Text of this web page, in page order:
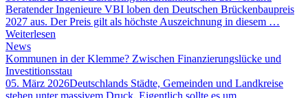
Beratender Ingenieure VBI loben den Deutschen Brückenbaupreis
2027 aus. Der Preis gilt als höchste Auszeichnung in diesem …
Weiterlesen
News
Kommunen in der Klemme? Zwischen Finanzierungslücke und
Investitionsstau
05. März 2026Deutschlands Städte, Gemeinden und Landkreise
stehen unter massivem Druck. Eigentlich sollte es um